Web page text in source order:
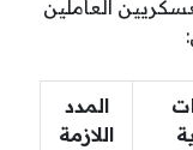
العاملين
المدد
اللازمة